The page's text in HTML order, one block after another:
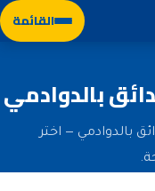
القائمة
بالدوادمي
بالدوادمي — اختر